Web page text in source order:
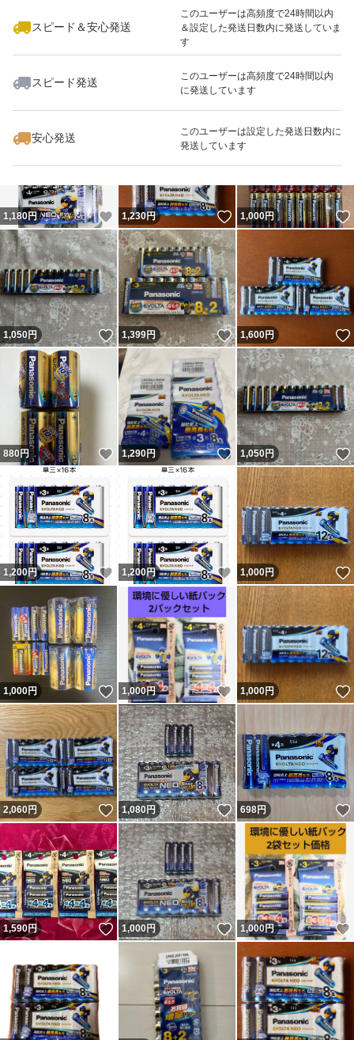
スピード＆安心発送
このユーザーは高頻度で24時間以内
＆設定した発送日数内に発送していま
す
スピード発送
このユーザーは高頻度で24時間以内
に発送しています
安心発送
このユーザーは設定した発送日数内に
発送しています
いいね！
1,100
1,180円 いいね！
1,230円 いいね！
1,000円
1,050円 いいね！
1,399円 いいね！
1,600円
880円 いいね！
1,290円 いいね！
1,050円
1,200円 いいね！
1,200円 いいね！
1,000円
1,000円 いいね！
1,000円 いいね！
1,000円
2,060円 いいね！
1,080円 いいね！
698円
1,590円 いいね！
1,000円 いいね！
1,000円